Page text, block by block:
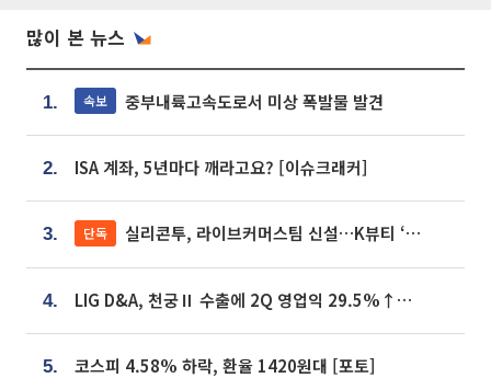
많이 본 뉴스
1. 속보 중부내륙고속도로서 미상 폭발물 발견
2. ISA 계좌, 5년마다 깨라고요? [이슈크래커]
3. 단독 실리콘투, 라이브커머스팀 신설…K뷰티 ‘글로벌 판매망’ 확대[K뷰티 라방戰]
4. LIG D&A, 천궁Ⅱ 수출에 2Q 영업익 29.5%↑…수주잔고 24.6조 [종합]
5. 코스피 4.58% 하락, 환율 1420원대 [포토]